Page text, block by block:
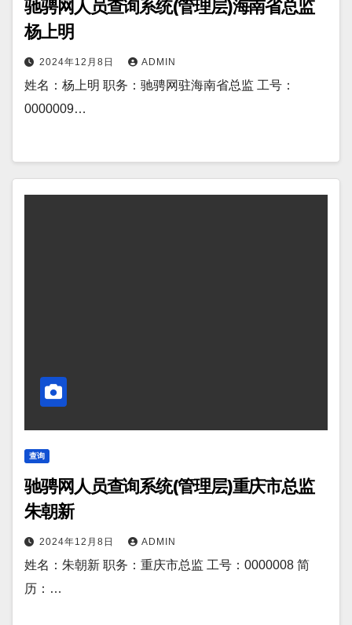
驰骋网人员查询系统(管理层)海南省总监
杨上明
2024年12月8日 ADMIN
姓名：杨上明 职务：驰骋网驻海南省总监 工号：
0000009…
查询
驰骋网人员查询系统(管理层)重庆市总监
朱朝新
2024年12月8日 ADMIN
姓名：朱朝新 职务：重庆市总监 工号：0000008 简
历：…